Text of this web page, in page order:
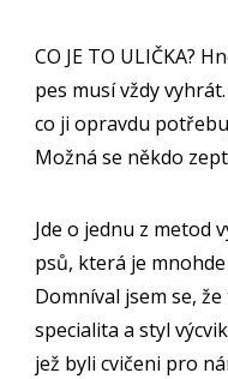
CO JE TO ULIČKA?
pes musí vždy
co ji opravdu
Možná se někdo
Jde o jednu z metod
psů, která je
Domníval jsem se,
specialita a styl
jež byli cvičeni pro